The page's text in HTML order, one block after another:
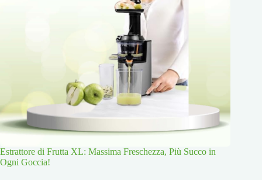
Estrattore di Frutta XL: Massima Freschezza, Più Succo in
Ogni Goccia!